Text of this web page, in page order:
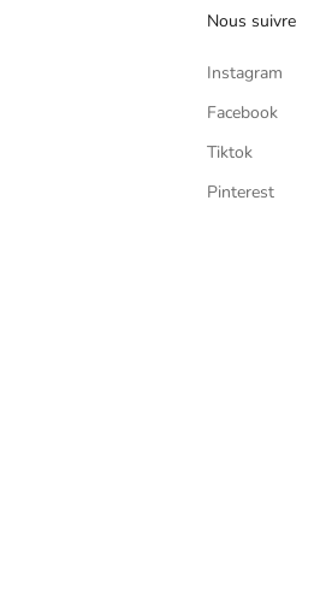
Nous suivre
Instagram
Facebook
Tiktok
Pinterest